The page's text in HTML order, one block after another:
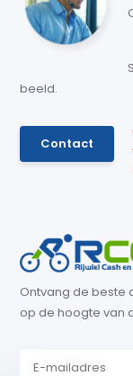
beeld.
Contact
Ontvang de beste
op de hoogte van